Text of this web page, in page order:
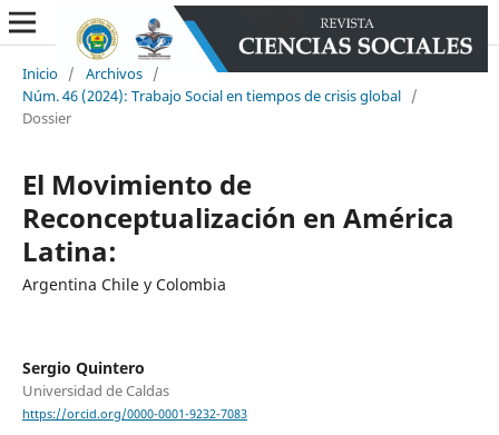
Inicio / Archivos /
Núm. 46 (2024): Trabajo Social en tiempos de crisis global /
Dossier
El Movimiento de
Reconceptualización en América
Latina:
Argentina Chile y Colombia
Sergio Quintero
Universidad de Caldas
https://orcid.org/0000-0001-9232-7083